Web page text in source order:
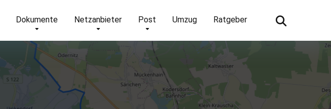
Dokumente Netzanbieter Post Umzug Ratgeber